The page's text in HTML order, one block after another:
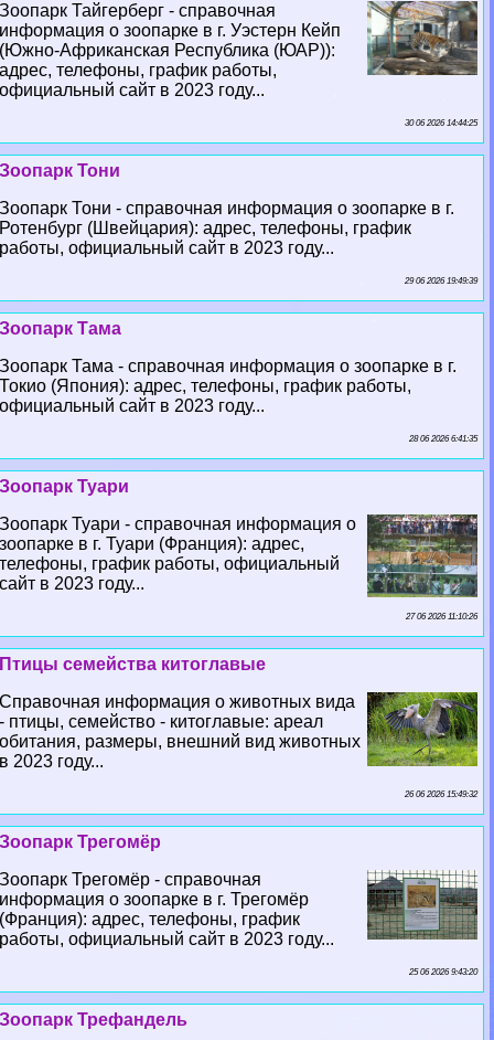
Зоопарк Тайгерберг - справочная
информация о зоопарке в г. Уэстерн Кейп
(Южно-Африканская Республика (ЮАР)):
адрес, телефоны, график работы,
официальный сайт в 2023 году...
30 06 2026 14:44:25
Зоопарк Тони
Зоопарк Тони - справочная информация о зоопарке в г.
Ротенбург (Швейцария): адрес, телефоны, график
работы, официальный сайт в 2023 году...
29 06 2026 19:49:39
Зоопарк Тама
Зоопарк Тама - справочная информация о зоопарке в г.
Токио (Япония): адрес, телефоны, график работы,
официальный сайт в 2023 году...
28 06 2026 6:41:35
Зоопарк Туари
Зоопарк Туари - справочная информация о
зоопарке в г. Туари (Франция): адрес,
телефоны, график работы, официальный
сайт в 2023 году...
27 06 2026 11:10:26
Птицы семейства китоглавые
Справочная информация о животных вида
- птицы, семейство - китоглавые: ареал
обитания, размеры, внешний вид животных
в 2023 году...
26 06 2026 15:49:32
Зоопарк Трегомёр
Зоопарк Трегомёр - справочная
информация о зоопарке в г. Трегомёр
(Франция): адрес, телефоны, график
работы, официальный сайт в 2023 году...
25 06 2026 9:43:20
Зоопарк Трефандель